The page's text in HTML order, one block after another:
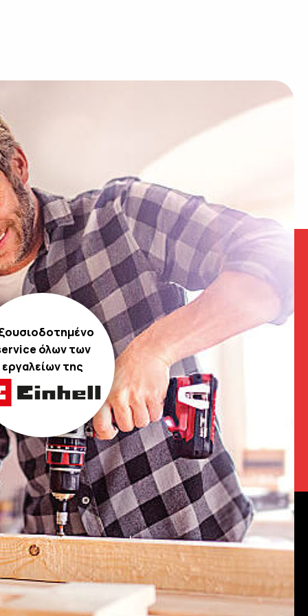
όλων των
εργαλείων της